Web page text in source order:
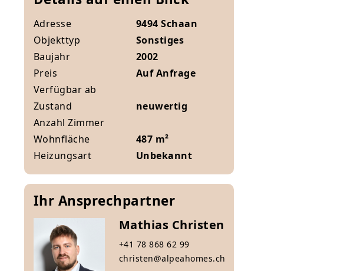
Adresse
9494 Schaan
Objekttyp
Sonstiges
Baujahr
2002
Preis
Auf Anfrage
Verfügbar ab
Zustand
neuwertig
Anzahl Zimmer
Wohnfläche
487 m²
Heizungsart
Unbekannt
Ihr Ansprechpartner
Mathias Christen
+41 78 868 62 99
christen@alpeahomes.ch